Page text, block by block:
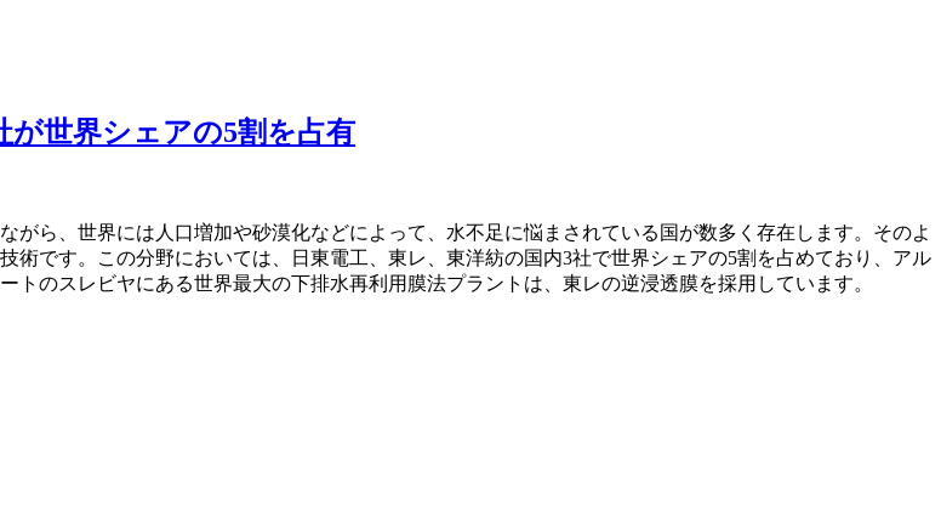
が世界シェアの5割を占有
ら、世界には人口増加や砂漠化などによって、水不足に悩まされている国が数多く存在します。そのよ
術です。この分野においては、日東電工、東レ、東洋紡の国内3社で世界シェアの5割を占めており、アル
のスレビヤにある世界最大の下排水再利用膜法プラントは、東レの逆浸透膜を採用しています。